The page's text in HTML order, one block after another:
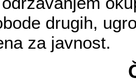
drugih,
za javnost.